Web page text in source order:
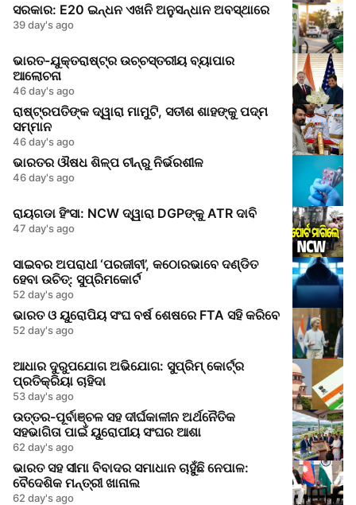
ସରକାର: E20 ଇନ୍ଧନ ଏଖନି ଅନୁସନ୍ଧାନ ଅବସ୍ଥାରେ
39 day's ago
ଭାରତ-ଯୁକ୍ତରାଷ୍ଟ୍ର ଉଚ୍ଚସ୍ତରୀୟ ବ୍ୟାପାର
ଆଲୋଚନା
46 day's ago
ରାଷ୍ଟ୍ରପତିଙ୍କ ଦ୍ୱାରା ମାମୁଟି, ସତୀଶ ଶାହଙ୍କୁ ପଦ୍ମ
ସମ୍ମାନ
46 day's ago
ଭାରତର ଔଷଧ ଶିଳ୍ପ ଚୀନ୍‌ରୁ ନିର୍ଭରଶୀଳ
46 day's ago
ରାୟଗଡା ହିଂସା: NCW ଦ୍ୱାରା DGPଙ୍କୁ ATR ଦାବି
47 day's ago
ସାଇବର ଅପରାଧୀ ‘ପରଜୀବୀ’, କଠୋରଭାବେ ଦଣ୍ଡିତ
ହେବା ଉଚିତ୍: ସୁପ୍ରିମକୋର୍ଟ
52 day's ago
ଭାରତ ଓ ୟୁରୋପିୟ ସଂଘ ବର୍ଷ ଶେଷରେ FTA ସହି କରିବେ
52 day's ago
ଆଧାର ଦୁରୁପଯୋଗ ଅଭିଯୋଗ: ସୁପ୍ରିମ୍ କୋର୍ଟ୍‌ର
ପ୍ରତିକ୍ରିୟା ଚାହିଦା
53 day's ago
ଉତ୍ତର-ପୂର୍ବାଞ୍ଚଳ ସହ ଦୀର୍ଘକାଳୀନ ଅର୍ଥନୈତିକ
ସହଭାଗିତା ପାଇଁ ୟୁରୋପୀୟ ସଂଘର ଆଶା
62 day's ago
ଭାରତ ସହ ସୀମା ବିବାଦର ସମାଧାନ ଚାହୁଁଛି ନେପାଳ:
ବୈଦେଶିକ ମନ୍ତ୍ରୀ ଖାନାଲ
62 day's ago